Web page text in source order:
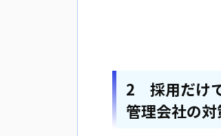
2 採用だけ
管理会社の対